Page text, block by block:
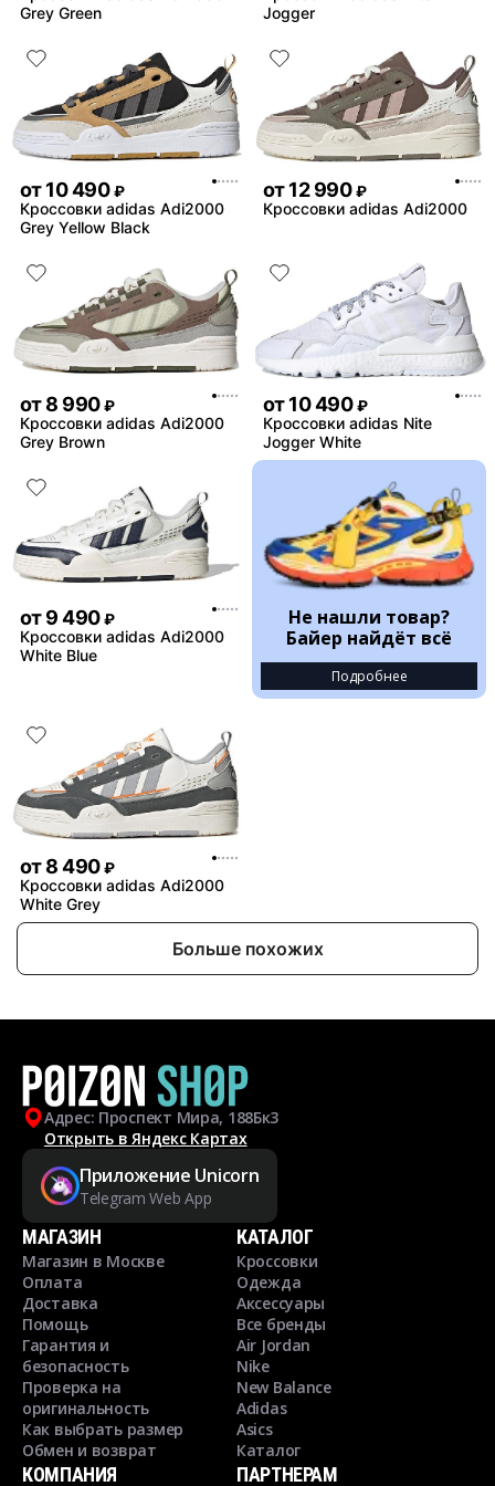
Grey Green
Jogger
от10 490 ₽
Кроссовки adidas Adi2000
Grey Yellow Black
от12 990 ₽
Кроссовки adidas Adi2000
от8 990 ₽
Кроссовки adidas Adi2000
Grey Brown
от10 490 ₽
Кроссовки adidas Nite
Jogger White
от9 490 ₽
Кроссовки adidas Adi2000
White Blue
Не нашли товар?
Байер найдёт всё
Подробнее
от8 490 ₽
Кроссовки adidas Adi2000
White Grey
Больше похожих
Адрес: Проспект Мира, 188Бк3
Открыть в Яндекс Картах
Приложение Unicorn
Telegram Web App
МАГАЗИН
Магазин в Москве
Оплата
Доставка
Помощь
Гарантия и
безопасность
Проверка на
оригинальность
Как выбрать размер
Обмен и возврат
КАТАЛОГ
Кроссовки
Одежда
Аксессуары
Все бренды
Air Jordan
Nike
New Balance
Adidas
Asics
Каталог
КОМПАНИЯ ПАРТНЕРАМ